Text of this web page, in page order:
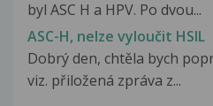
byl ASC H a HPV. Po dvou...
ASC-H, nelze vyloučit HSIL
Dobrý den, chtěla bych
viz. přiložená zpráva z...